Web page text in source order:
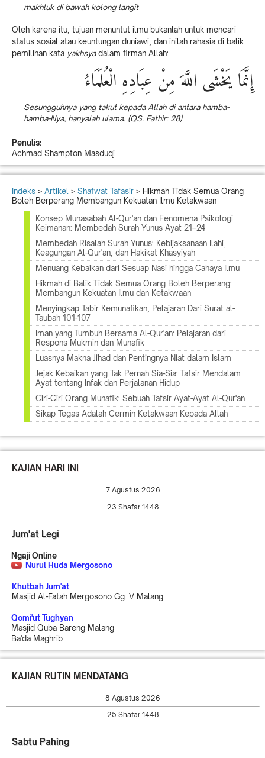
makhluk di bawah kolong langit
Oleh karena itu, tujuan menuntut ilmu bukanlah untuk mencari
status sosial atau keuntungan duniawi, dan inilah rahasia di balik
pemilihan kata yakhsyadalam firman Allah:
إِنَّمَا يَخْشَى اللَّهَ مِنْ عِبَادِهِ الْعُلَمَاءُ
Sesungguhnya yang takut kepada Allah di antara hamba-
hamba-Nya, hanyalah ulama. (QS. Fathir: 28)
Penulis:
Achmad Shampton Masduqi
Indeks > Artikel > Shafwat Tafasir > Hikmah Tidak Semua Orang
Boleh Berperang Membangun Kekuatan Ilmu Ketakwaan
Konsep Munasabah Al-Qur'an dan Fenomena Psikologi
Keimanan: Membedah Surah Yunus Ayat 21–24
Membedah Risalah Surah Yunus: Kebijaksanaan Ilahi,
Keagungan Al-Qur'an, dan Hakikat Khasyiyah
Menuang Kebaikan dari Sesuap Nasi hingga Cahaya Ilmu
Hikmah di Balik Tidak Semua Orang Boleh Berperang:
Membangun Kekuatan Ilmu dan Ketakwaan
Menyingkap Tabir Kemunafikan, Pelajaran Dari Surat al-
Taubah 101-107
Iman yang Tumbuh Bersama Al-Qur'an: Pelajaran dari
Respons Mukmin dan Munafik
Luasnya Makna Jihad dan Pentingnya Niat dalam Islam
Jejak Kebaikan yang Tak Pernah Sia-Sia: Tafsir Mendalam
Ayat tentang Infak dan Perjalanan Hidup
Ciri-Ciri Orang Munafik: Sebuah Tafsir Ayat-Ayat Al-Qur'an
Sikap Tegas Adalah Cermin Ketakwaan Kepada Allah
KAJIAN HARI INI
7 Agustus 2026
23 Shafar 1448
Jum'at Legi
Ngaji Online
Nurul Huda Mergosono
Khutbah Jum'at
Masjid Al-Fatah Mergosono Gg. V Malang
Qomi'ut Tughyan
Masjid Quba Bareng Malang
Ba'da Maghrib
KAJIAN RUTIN MENDATANG
8 Agustus 2026
25 Shafar 1448
Sabtu Pahing